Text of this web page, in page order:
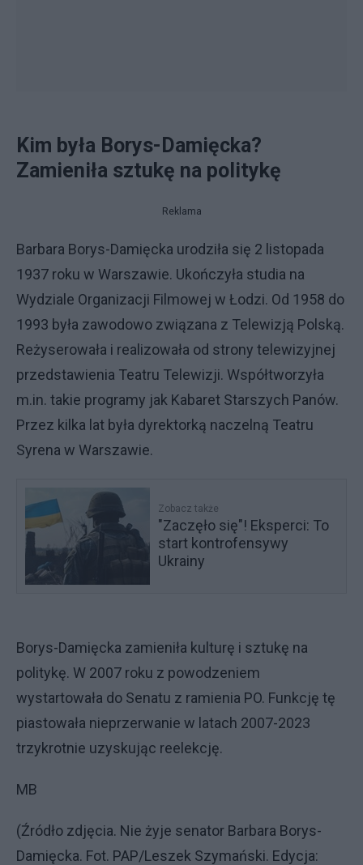
Kim była Borys-Damięcka?
Zamieniła sztukę na politykę
Reklama
Barbara Borys-Damięcka urodziła się 2 listopada
1937 roku w Warszawie. Ukończyła studia na
Wydziale Organizacji Filmowej w Łodzi. Od 1958 do
1993 była zawodowo związana z Telewizją Polską.
Reżyserowała i realizowała od strony telewizyjnej
przedstawienia Teatru Telewizji. Współtworzyła
m.in. takie programy jak Kabaret Starszych Panów.
Przez kilka lat była dyrektorką naczelną Teatru
Syrena w Warszawie.
Zobacz także
"Zaczęło się"! Eksperci: To
start kontrofensywy
Ukrainy
Borys-Damięcka zamieniła kulturę i sztukę na
politykę. W 2007 roku z powodzeniem
wystartowała do Senatu z ramienia PO. Funkcję tę
piastowała nieprzerwanie w latach 2007-2023
trzykrotnie uzyskując reelekcję.
MB
(Źródło zdjęcia. Nie żyje senator Barbara Borys-
Damięcka. Fot. PAP/Leszek Szymański. Edycja: